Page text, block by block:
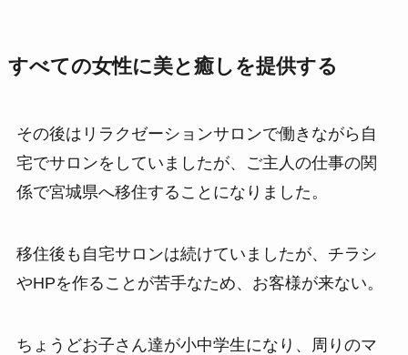
すべての女性に美と癒しを提供する
その後はリラクゼーションサロンで働きながら自
宅でサロンをしていましたが、ご主人の仕事の関
係で宮城県へ移住することになりました。
移住後も自宅サロンは続けていましたが、チラシ
やHPを作ることが苦手なため、お客様が来ない。
ちょうどお子さん達が小中学生になり、周りのマ